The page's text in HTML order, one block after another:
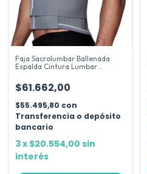
Faja Sacrolumbar Ballenada
Espalda Cintura Lumbar
$61.662,00
$55.495,80 con
Transferencia o depósito
bancario
3x $20.554,00 sin
interés